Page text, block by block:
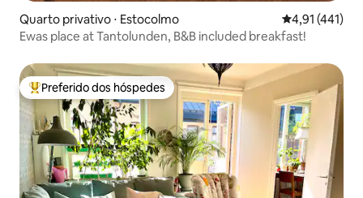
Quarto privativo ⋅ Estocolmo 4,91 de uma
4,91 (441)
Ewas place at Tantolunden, B&B included breakfast!
Entre os melhores preferidos dos hóspedes
Preferido dos hóspedes